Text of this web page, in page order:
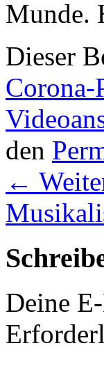
Munde.
Dieser
Corona-
den
←
Deine